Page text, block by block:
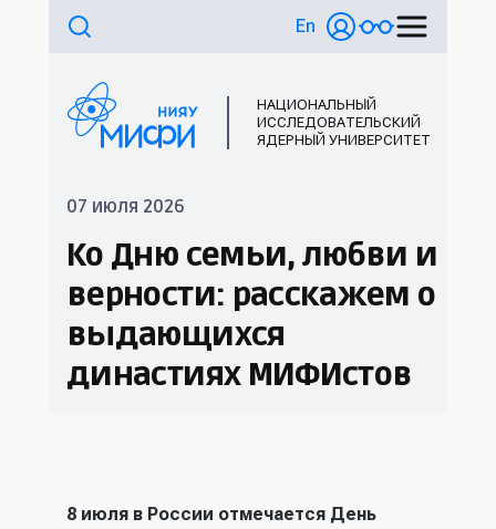
En
НАЦИОНАЛЬНЫЙ
ИССЛЕДОВАТЕЛЬСКИЙ
ЯДЕРНЫЙ УНИВЕРСИТЕТ
07 июля 2026
Ко Дню семьи, любви и
верности: расскажем о
выдающихся
династиях МИФИстов
8 июля в России отмечается День